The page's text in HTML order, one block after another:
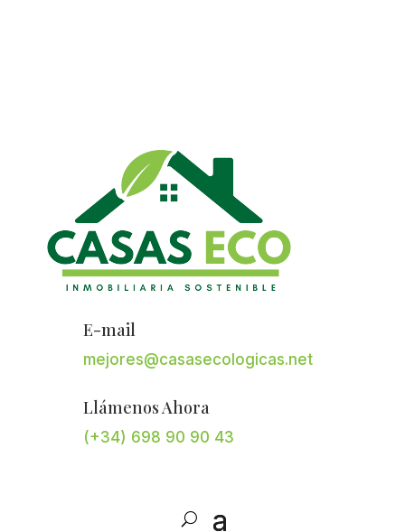
E-mail
mejores@casasecologicas.net
Llámenos Ahora
(+34) 698 90 90 43